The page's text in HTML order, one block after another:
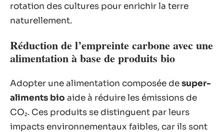
rotation des cultures pour enrichir la terre
naturellement.
Réduction de l’empreinte carbone avec une
alimentation à base de produits bio
Adopter une alimentation composée desuper-
aliments bio aide à réduire les émissions de
CO₂. Ces produits se distinguent par leurs
impacts environnementaux faibles, car ils sont